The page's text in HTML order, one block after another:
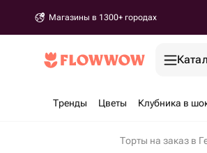
Магазины в 1300+ городах
Тренды Цветы Клубника в
Торты на заказ в